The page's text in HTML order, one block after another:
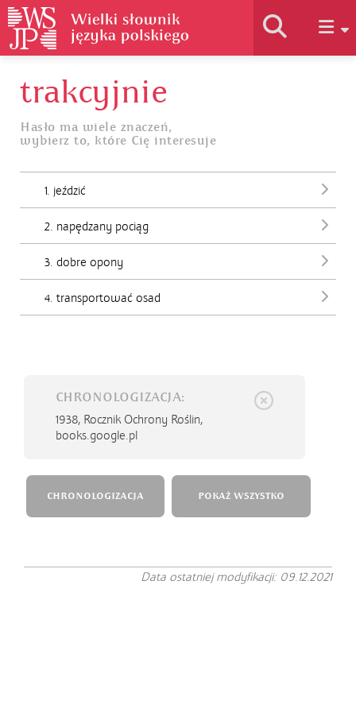
Historia słownika
Jak korzystać
trakcyjnie
Hasło ma wiele znaczeń,
wybierz to, które Cię interesuje
1. jeździć
2. napędzany pociąg
3. dobre opony
4. transportować osad
CHRONOLOGIZACJA:
1938, Rocznik Ochrony Roślin,
books.google.pl
CHRONOLOGIZACJA POKAŻ WSZYSTKO
Data ostatniej modyfikacji: 09.12.2021